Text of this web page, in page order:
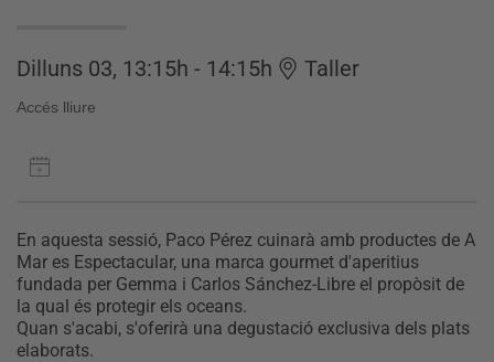
Dilluns 03, 13:15h - 14:15h Taller
Accés lliure
En aquesta sessió, Paco Pérez cuinarà amb productes de A
Mar es Espectacular, una marca gourmet d'aperitius
fundada per Gemma i Carlos Sánchez-Libre el propòsit de
la qual és protegir els oceans.
Quan s'acabi, s'oferirà una degustació exclusiva dels plats
elaborats.